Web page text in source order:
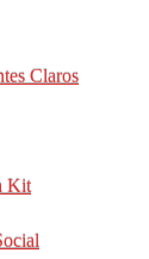
Claros
Kit